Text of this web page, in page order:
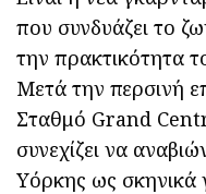
που συνδυάζει το
την πρακτικότητα
Μετά την περσινή
Σταθμό Grand
συνεχίζει να
Υόρκης ως σκηνικά